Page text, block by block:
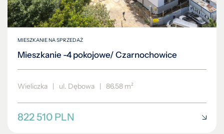
MIESZKANIE NA SPRZEDAŻ
Mieszkanie -4 pokojowe/ Czarnochowice
Wieliczka ul. Dębowa 86.58 m²
822 510 PLN